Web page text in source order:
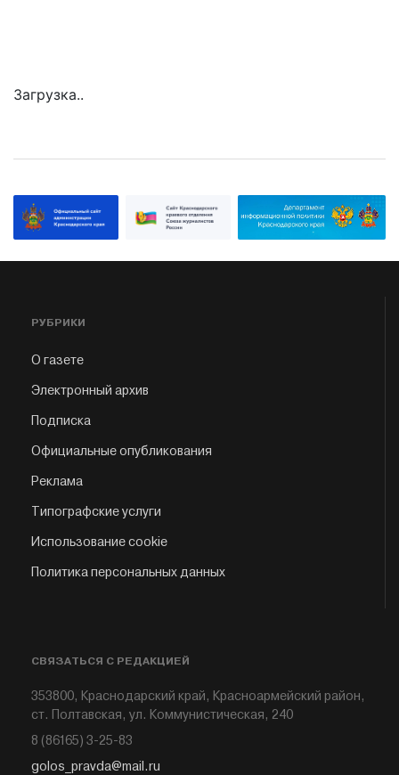
Загрузка..
РУБРИКИ
О газете
Электронный архив
Подписка
Официальные опубликования
Реклама
Типографские услуги
Использование cookie
Политика персональных данных
СВЯЗАТЬСЯ С РЕДАКЦИЕЙ
353800, Краснодарский край, Красноармейский район,
ст. Полтавская, ул. Коммунистическая, 240
8 (86165) 3-25-83
golos_pravda@mail.ru